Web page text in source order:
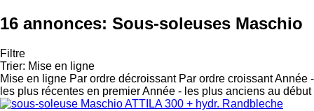
16 annonces: Sous-soleuses Maschio
Filtre
Trier: Mise en ligne
Mise en ligne Par ordre décroissant Par ordre croissantAnnée -
les plus récentes en premierAnnée - les plus anciens au début